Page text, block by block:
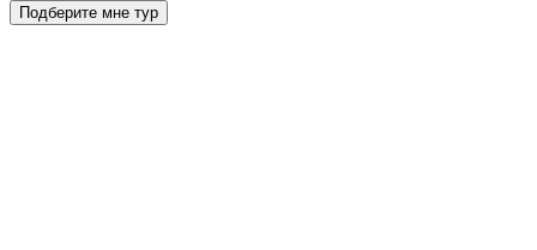
Подберите мне тур